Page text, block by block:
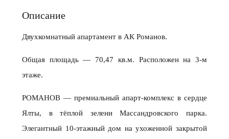
Описание
Двухкомнатный апартамент в АК Романов.
Общая площадь — 70,47 кв.м. Расположен на 3-м
этаже.
РОМАНОВ — премиальный апарт‑комплекс в сердце
Ялты, в тёплой зелени Массандровского парка.
Элегантный 10‑этажный дом на ухоженной закрытой